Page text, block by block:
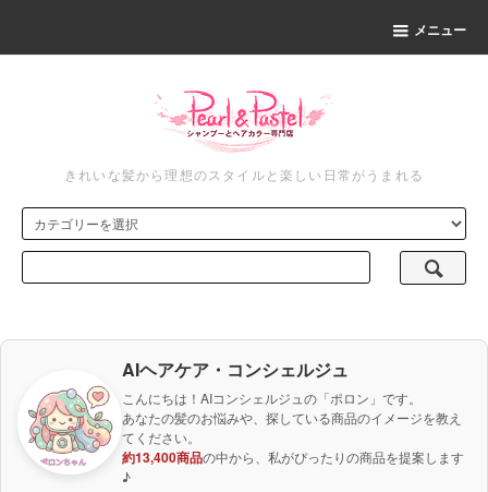
メニュー
きれいな髪から理想のスタイルと楽しい日常がうまれる
AIヘアケア・コンシェルジュ
こんにちは！AIコンシェルジュの「ポロン」です。
あなたの髪のお悩みや、探している商品のイメージを教え
てください。
約13,400商品の中から、私がぴったりの商品を提案します
♪